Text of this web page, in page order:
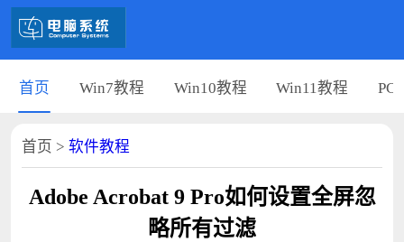
首页 Win7教程 Win10教程 Win11教程 PC
首页 > 软件教程
Adobe Acrobat 9 Pro如何设置全屏忽
略所有过滤